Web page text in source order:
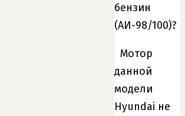
бензин
(АИ-98/100)?
Мотор
данной
модели
Hyundai не